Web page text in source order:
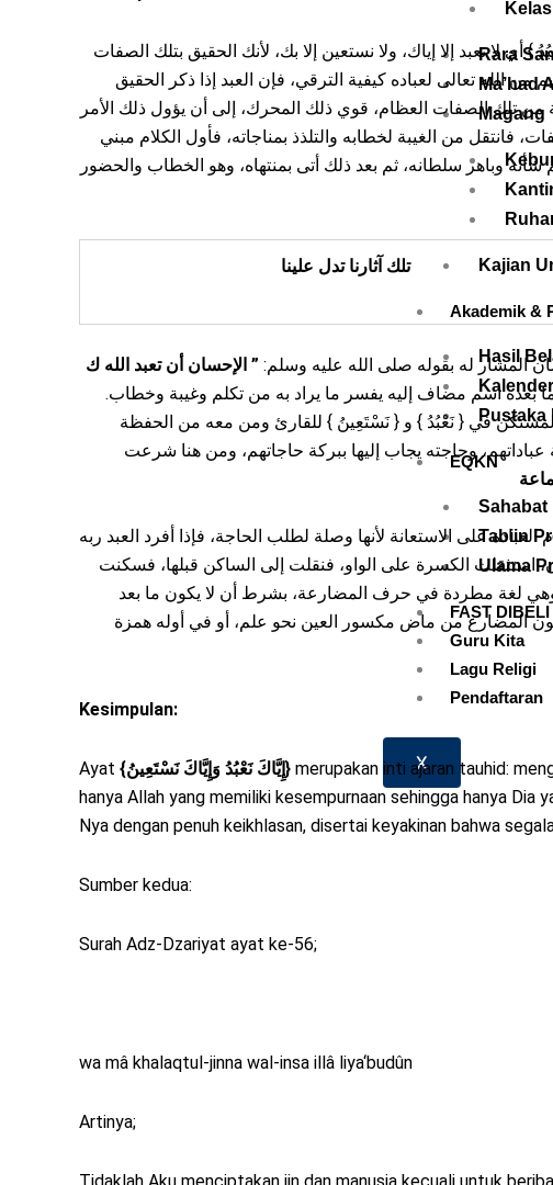
Rara
Ma’had
Magang
Kajian
Akademik &
Hasil
Pustaka
EQKN
Sahabat
Tabiin
Ulama
FAST DIBELI
Guru Kita
Lagu Religi
Pendaftaran
X
من الله تعالى لعباده كيفية الترقي، فإن العبد إذا ذكر الحقيق
تلك الصفات العظام، قوي ذلك المحرك، إلى أن يؤول ذلك الأمر
من الغيبة لخطابه والتلذذ بمناجاته، فأول الكلام مبني
وباهر سلطانه، ثم بعد ذلك أتى بمنتهاه، وهو الخطاب والحضور
تلك آثارنا تدل علينا
المشار له بقوله صلى الله عليه وسلم: ” الإحسان أن تعبد الله ك
بعده اسم مضاف إليه يفسر ما يراد به من تكلم وغيبة وخطاب.
المستكن في { نَعْبُدُ } و { نَسْتَعِينُ } للقارئ ومن معه من الحفظة
وحاجته يجاب إليها ببركة حاجاتهم، ومن هنا شرعت
على الاستعانة لأنها وصلة لطلب الحاجة، فإذا أفرد العبد ربه
استثقلت الكسرة على الواو، فنقلت إلى الساكن قبلها، فسكنت
وهي لغة مطردة في حرف المضارعة، بشرط أن لا يكون ما بعد
المضارع من ماض مكسور العين نحو علم، أو في أوله همزة
Kesimpulan:
Ayat {إِيَّاكَ نَعْبُدُ وَإِيَّاكَ نَسْتَعِينُ} merupakan inti ajaran tauhid:
hanya Allah yang memiliki kesempurnaan sehingga hanya
Nya dengan penuh keikhlasan, disertai keyakinan bahwa
Sumber kedua:
Surah Adz-Dzariyat ayat ke-56;
wa mâ khalaqtul-jinna wal-insa illâ liya‘budûn
Artinya;